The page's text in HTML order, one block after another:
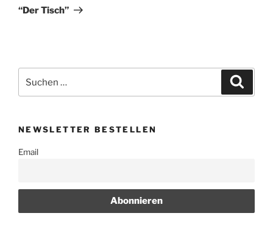
Beitrag
“Der Tisch”
nach:
NEWSLETTER BESTELLEN
Email